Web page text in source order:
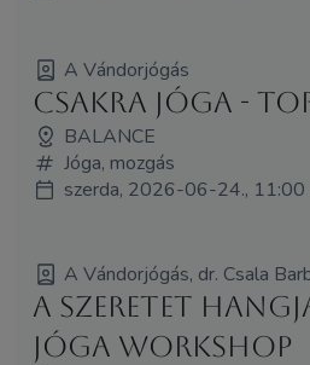
A Vándorjógás
Csakra jóga -
BALANCE
Jóga, mozgás
szerda, 2026-06-24.,
A Vándorjógás, dr. Csala
A szeretet
Jóga Workshop